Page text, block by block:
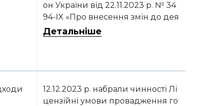
он України від 22.11.2023 р. № 34
94-IX «Про внесення змін до дея
ких законодавчих актів України
Детальніше
12.12.2023 р. набрали чинності Лі
цензійні умови провадження го